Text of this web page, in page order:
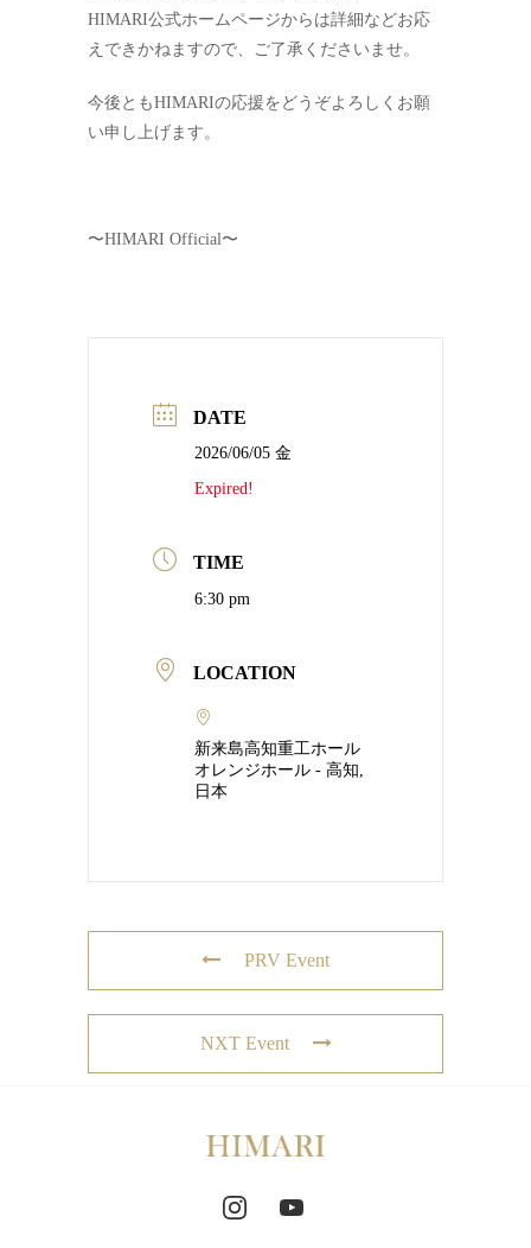
HIMARI公式ホームページからは詳細などお応
えできかねますので、ご了承くださいませ。
今後ともHIMARIの応援をどうぞよろしくお願
い申し上げます。
〜HIMARI Official〜
DATE
2026/06/05 金
Expired!
TIME
6:30 pm
LOCATION
新来島高知重工ホール
オレンジホール - 高知,
日本
PRV Event
NXT Event